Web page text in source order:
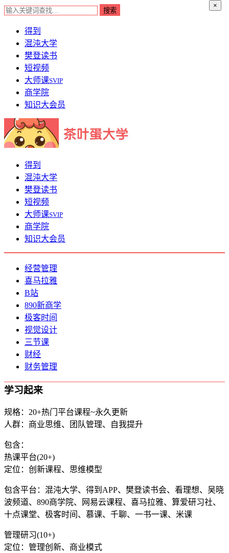
×
得到
混沌大学
樊登读书
短视频
大师课SVIP
商学院
知识大会员
得到
混沌大学
樊登读书
短视频
大师课SVIP
商学院
知识大会员
经营管理
喜马拉雅
B站
890新商学
极客时间
视觉设计
三节课
财经
财务管理
学习起来
规格：20+热门平台课程~永久更新
人群：商业思维、团队管理、自我提升
包含：
热课平台(20+)
定位：创新课程、思维模型
包含平台：混沌大学、得到APP、樊登读书会、看理想、吴晓
波频道、890商学院、网易云课程、喜马拉雅、算爱研习社、
十点课堂、极客时间、慕课、千聊、一书一课、米课
管理研习(10+)
定位：管理创新、商业模式